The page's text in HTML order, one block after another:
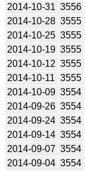
2014-10-31 3556
2014-10-28 3555
2014-10-25 3555
2014-10-19 3555
2014-10-12 3555
2014-10-11 3555
2014-10-09 3554
2014-09-26 3554
2014-09-24 3554
2014-09-14 3554
2014-09-07 3554
2014-09-04 3554